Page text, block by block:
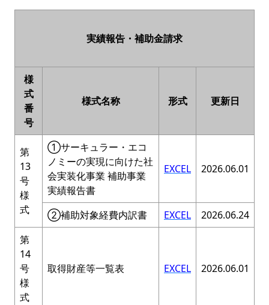
実績報告・補助金請求
様
式
番
号
様式名称 形式 更新日
第
13
号
様
式
①サーキュラー・エコ
ノミーの実現に向けた社
会実装化事業 補助事業
実績報告書
EXCEL 2026.06.01
②補助対象経費内訳書 EXCEL
2026.06.24
第
14
号
様
式
取得財産等一覧表 EXCEL 2026.06.01